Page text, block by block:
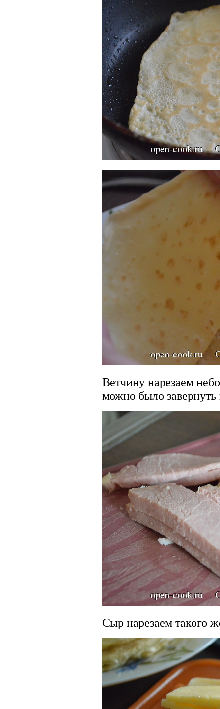
Ветчину нарезаем
можно было
Сыр нарезаем такого